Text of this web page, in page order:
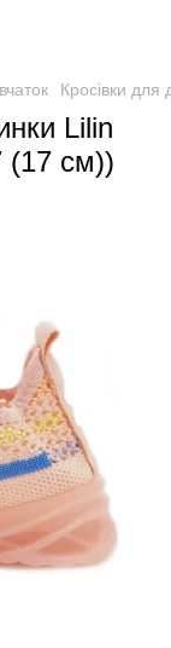
Кросівки для
Lilin
(17 см))